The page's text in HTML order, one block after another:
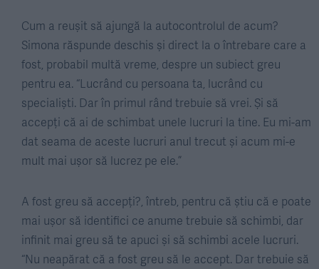
Cum a reușit să ajungă la autocontrolul de acum?
Simona răspunde deschis și direct la o întrebare care a
fost, probabil multă vreme, despre un subiect greu
pentru ea. “Lucrând cu persoana ta, lucrând cu
specialiști. Dar în primul rând trebuie să vrei. Și să
accepți că ai de schimbat unele lucruri la tine. Eu mi-am
dat seama de aceste lucruri anul trecut și acum mi-e
mult mai ușor să lucrez pe ele.”
A fost greu să accepți?, întreb, pentru că știu că e poate
mai ușor să identifici ce anume trebuie să schimbi, dar
infinit mai greu să te apuci și să schimbi acele lucruri.
“Nu neapărat că a fost greu să le accept. Dar trebuie să